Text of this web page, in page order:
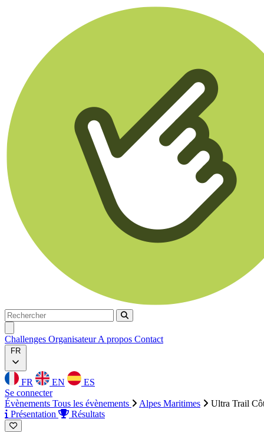
Rechercher
Rechercher
Challenges OrganisateurA propos Contact
FR
FR EN
ES
Se connecter
Évènements Tous les évènements Alpes Maritimes
Ultra Trail
Présentation
Résultats